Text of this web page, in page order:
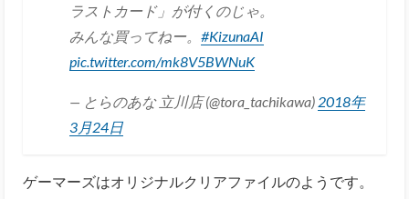
ラストカード」が付くのじゃ。
みんな買ってねー。#KizunaAI
pic.twitter.com/mk8V5BWNuK
— とらのあな 立川店 (@tora_tachikawa) 2018年
3月24日
ゲーマーズはオリジナルクリアファイルのようです。